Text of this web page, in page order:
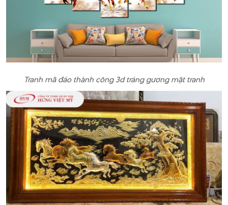
Tranh mã đáo thành công 3d tráng gương mặt tranh